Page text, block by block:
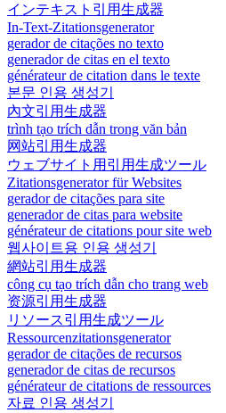
インテキスト引用生成器
In-Text-Zitationsgenerator
gerador de citações no texto
generador de citas en el texto
générateur de citation dans le texte
본문 인용 생성기
內文引用生成器
trình tạo trích dẫn trong văn bản
网站引用生成器
ウェブサイト用引用生成ツール
Zitationsgenerator für Websites
gerador de citações para site
generador de citas para website
générateur de citations pour site web
웹사이트용 인용 생성기
網站引用生成器
công cụ tạo trích dẫn cho trang web
资源引用生成器
リソース引用生成ツール
Ressourcenzitationsgenerator
gerador de citações de recursos
generador de citas de recursos
générateur de citations de ressources
자료 인용 생성기